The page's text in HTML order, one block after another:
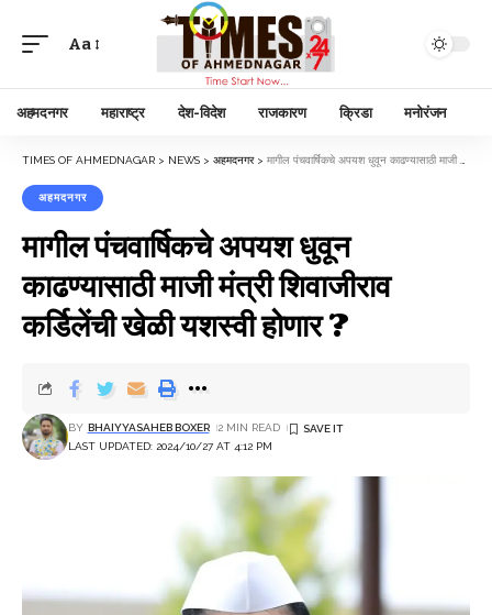
Aa
अहमदनगर महाराष्ट्र देश-विदेश राजकारण क्रिडा मनोरंजन
TIMES OF AHMEDNAGAR > NEWS > अहमदनगर> मागील पंचवार्षिकचे अपयश धुवून काढण्यासाठी माजी मंत्री शिवाजीराव कर्डिलेंची खेळी यशस्वी होणार ?
अहमदनगर
मागील पंचवार्षिकचे अपयश धुवून
काढण्यासाठी माजी मंत्री शिवाजीराव
कर्डिलेंची खेळी यशस्वी होणार ?
LAST UPDATED: 2024/10/27 AT 4:12 PM
BY BHAIYYASAHEB BOXER 2 MIN READ